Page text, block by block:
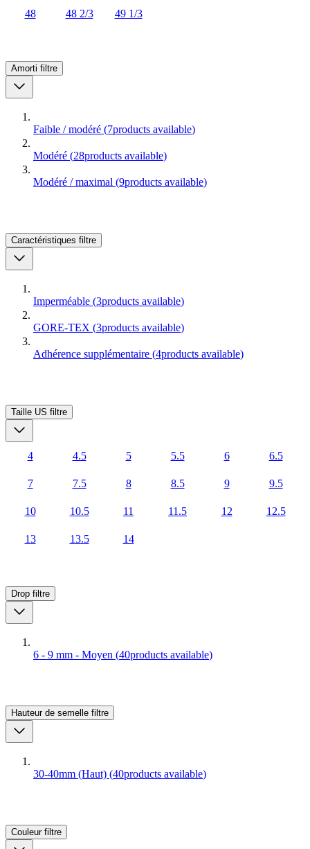
48 48 2/3 49 1/3
Amorti filtre
Faible / modéré (7products available)
Modéré (28products available)
Modéré / maximal (9products available)
Caractéristiques filtre
Imperméable (3products available)
GORE-TEX (3products available)
Adhérence supplémentaire (4products available)
Taille US filtre
4 4.5 5 5.5 6 6.5
7 7.5 8 8.5 9 9.5
10 10.5 11 11.5 12 12.5
13 13.5 14
Drop filtre
6 - 9 mm - Moyen (40products available)
Hauteur de semelle filtre
30-40mm (Haut) (40products available)
Couleur filtre